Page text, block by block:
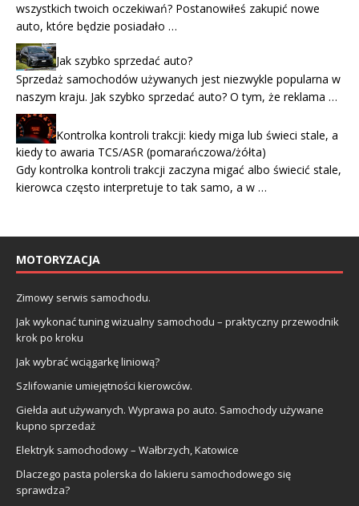
wszystkich twoich oczekiwań? Postanowiłeś zakupić nowe
auto, które będzie posiadało …
Jak szybko sprzedać auto?
Sprzedaż samochodów używanych jest niezwykle popularna w
naszym kraju. Jak szybko sprzedać auto? O tym, że reklama …
Kontrolka kontroli trakcji: kiedy miga lub świeci stale, a
kiedy to awaria TCS/ASR (pomarańczowa/żółta)
Gdy kontrolka kontroli trakcji zaczyna migać albo świecić stale,
kierowca często interpretuje to tak samo, a w …
MOTORYZACJA
Zimowy serwis samochodu.
Jak wykonać tuning wizualny samochodu – praktyczny przewodnik
krok po kroku
Jak wybrać wciągarkę liniową?
Szlifowanie umiejętności kierowców.
Giełda aut używanych. Wyprawa po auto. Samochody używane
kupno sprzedaż
Elektryk samochodowy – Wałbrzych, Katowice
Dlaczego pasta polerska do lakieru samochodowego się
sprawdza?